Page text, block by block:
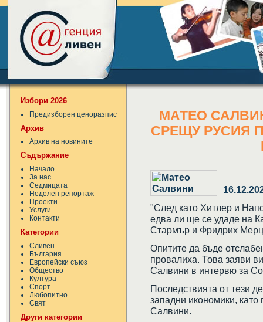
Избори 2026
Предизборен ценоразпис
Архив
Архив на новините
Съдържание
Начало
За нас
Седмицата
Неделен репортаж
Проекти
Услуги
Контакти
Категории
Сливен
България
Европейски съюз
Общество
Култура
Спорт
Любопитно
Свят
Други категории
МАТЕО
СРЕЩУ РУСИЯ
"След като Хитлер и
едва ли ще се удаде на
Стармър и Фридрих
Опитите да бъде
провалиха. Това заяви
Салвини в интервю за
Последствията от тези
западни икономики, като
Салвини.